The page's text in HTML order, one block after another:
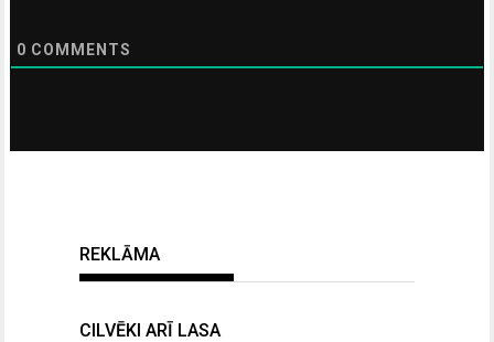
0 COMMENTS
REKLĀMA
CILVĒKI ARĪ LASA